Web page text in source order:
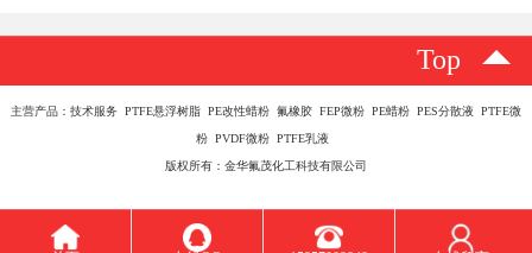
Top
主营产品：技术服务 PTFE悬浮树脂 PE改性蜡粉 氟橡胶 FEP微粉 PE蜡粉 PES分散液 PTFE微
粉 PVDF微粉 PTFE乳液
版权所有：金华氟茂化工科技有限公司